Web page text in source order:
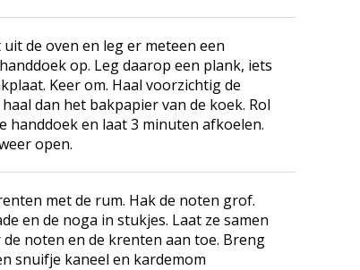
de oven en leg er meteen een
op. Leg daarop een plank, iets
Keer om. Haal voorzichtig de
dan het bakpapier van de koek. Rol
handdoek en laat 3 minuten afkoelen.
open.
met de rum. Hak de noten grof.
en de noga in stukjes. Laat ze samen
de noten en de krenten aan toe. Breng
snuifje kaneel en kardemom